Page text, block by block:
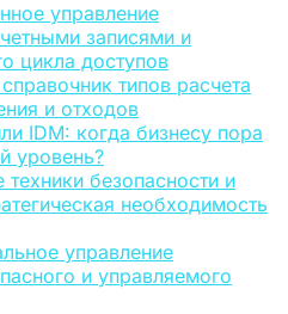
управление
записями и
цикла доступов
типов расчета
и отходов
IDM: когда бизнесу пора
уровень?
безопасности и
необходимость
управление
и управляемого